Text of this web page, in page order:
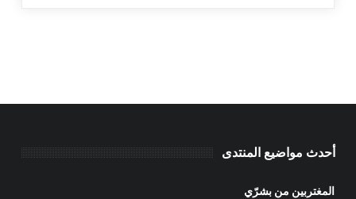
أحدث مواضيع المنتدى
المغتربين من بشرّي